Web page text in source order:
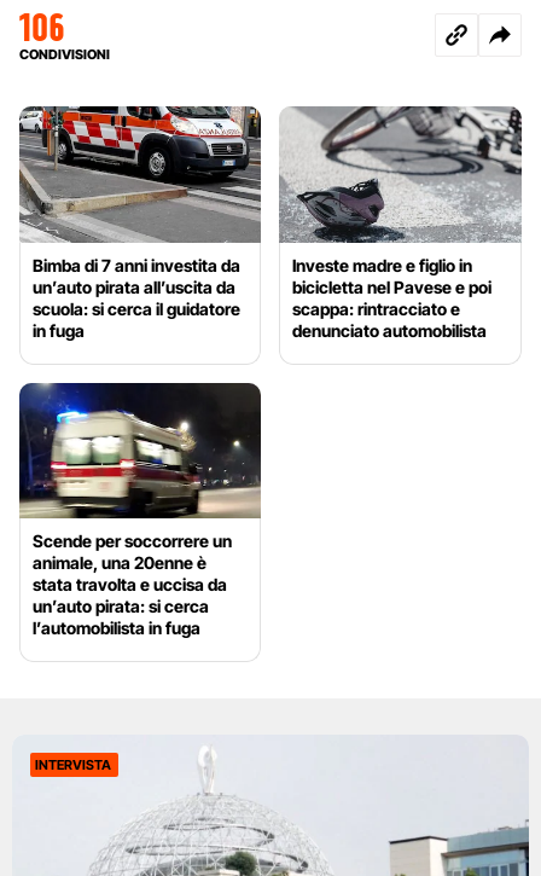
106
CONDIVISIONI
Bimba di 7 anni investita da
un’auto pirata all’uscita da
scuola: si cerca il guidatore
in fuga
Investe madre e figlio in
bicicletta nel Pavese e poi
scappa: rintracciato e
denunciato automobilista
Scende per soccorrere un
animale, una 20enne è
stata travolta e uccisa da
un’auto pirata: si cerca
l’automobilista in fuga
INTERVISTA